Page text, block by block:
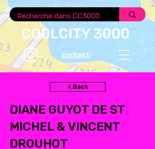
COOLCITY 3000
contact
< Back
DIANE GUYOT DE ST
MICHEL & VINCENT
DROUHOT